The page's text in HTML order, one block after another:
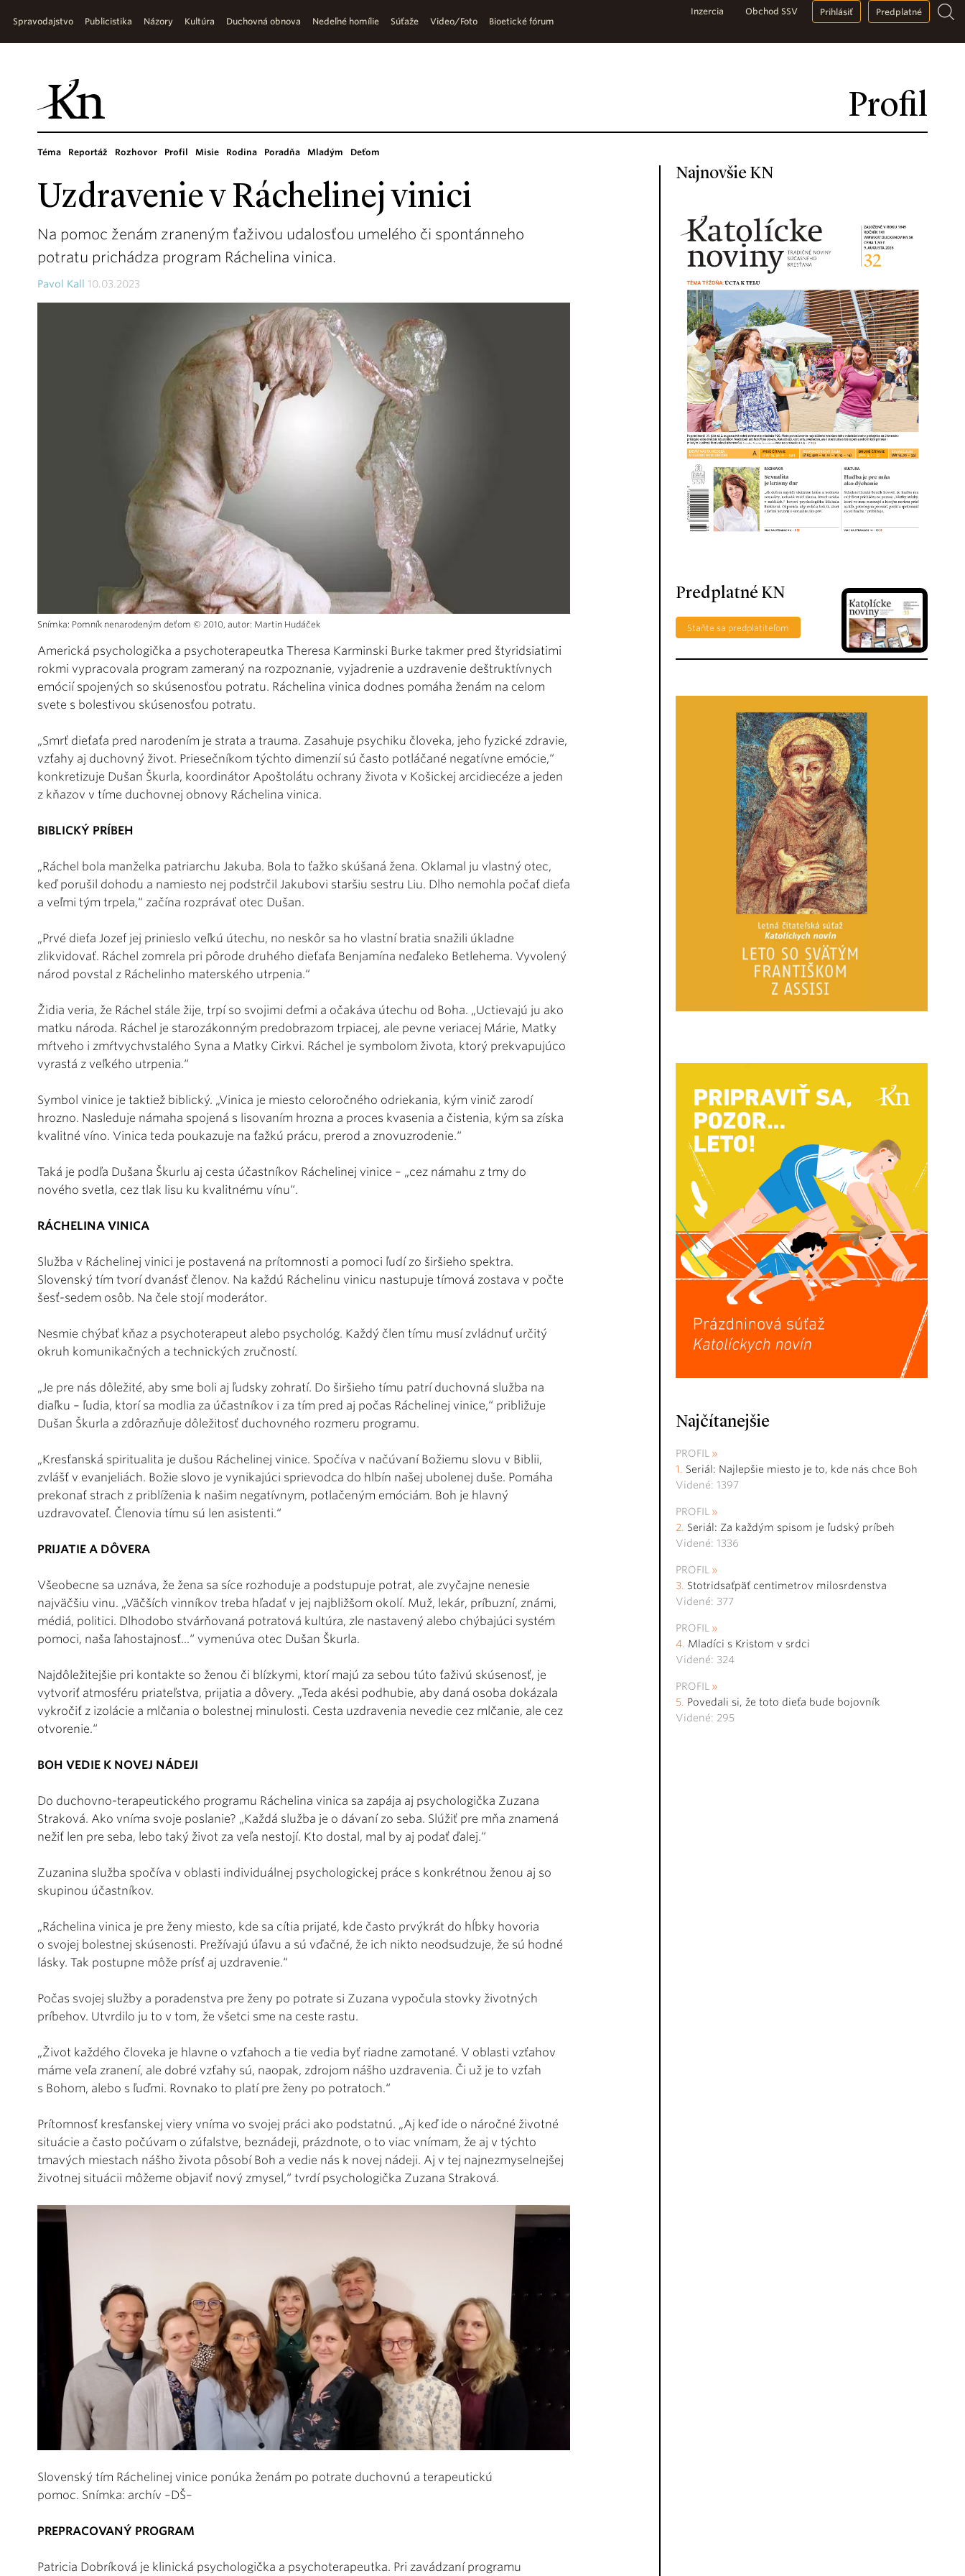
Profil
Spravodajstvo Publicistika Názory Kultúra Duchovná obnova Nedeľné homílie Súťaže Video/Foto Bioetické fórum
Inzercia Obchod SSV Prihlásiť Predplatné
Téma Reportáž Rozhovor Profil Misie Rodina Poradňa Mladým Deťom
Uzdravenie v Ráchelinej vinici
Na pomoc ženám zraneným ťaživou udalosťou umelého či spontánneho
potratu prichádza program Ráchelina vinica.
Pavol Kall 10.03.2023
Snímka: Pomník nenarodeným deťom © 2010, autor: Martin Hudáček
Americká psychologička a psychoterapeutka Theresa Karminski Burke takmer pred štyridsiatimi
rokmi vypracovala program zameraný na rozpoznanie, vyjadrenie a uzdravenie deštruktívnych
emócií spojených so skúsenosťou potratu. Ráchelina vinica dodnes pomáha ženám na celom
svete s bolestivou skúsenosťou potratu.
„Smrť dieťaťa pred narodením je strata a trauma. Zasahuje psychiku človeka, jeho fyzické zdravie,
vzťahy aj duchovný život. Priesečníkom týchto dimenzií sú často potláčané negatívne emócie,“
konkretizuje Dušan Škurla, koordinátor Apoštolátu ochrany života v Košickej arcidiecéze a jeden
z kňazov v tíme duchovnej obnovy Ráchelina vinica.
BIBLICKÝ PRÍBEH
„Ráchel bola manželka patriarchu Jakuba. Bola to ťažko skúšaná žena. Oklamal ju vlastný otec,
keď porušil dohodu a namiesto nej podstrčil Jakubovi staršiu sestru Liu. Dlho nemohla počať dieťa
a veľmi tým trpela,“ začína rozprávať otec Dušan.
„Prvé dieťa Jozef jej prinieslo veľkú útechu, no neskôr sa ho vlastní bratia snažili úkladne
zlikvidovať. Ráchel zomrela pri pôrode druhého dieťaťa Benjamína neďaleko Betlehema. Vyvolený
národ povstal z Ráchelinho materského utrpenia.“
Židia veria, že Ráchel stále žije, trpí so svojimi deťmi a očakáva útechu od Boha. „Uctievajú ju ako
matku národa. Ráchel je starozákonným predobrazom trpiacej, ale pevne veriacej Márie, Matky
mŕtveho i zmŕtvychvstalého Syna a Matky Cirkvi. Ráchel je symbolom života, ktorý prekvapujúco
vyrastá z veľkého utrpenia.“
Symbol vinice je taktiež biblický. „Vinica je miesto celoročného odriekania, kým vinič zarodí
hrozno. Nasleduje námaha spojená s lisovaním hrozna a proces kvasenia a čistenia, kým sa získa
kvalitné víno. Vinica teda poukazuje na ťažkú prácu, prerod a znovuzrodenie.“
Taká je podľa Dušana Škurlu aj cesta účastníkov Ráchelinej vinice – „cez námahu z tmy do
nového svetla, cez tlak lisu ku kvalitnému vínu“.
RÁCHELINA VINICA
Služba v Ráchelinej vinici je postavená na prítomnosti a pomoci ľudí zo širšieho spektra.
Slovenský tím tvorí dvanásť členov. Na každú Ráchelinu vinicu nastupuje tímová zostava v počte
šesť-sedem osôb. Na čele stojí moderátor.
Nesmie chýbať kňaz a psychoterapeut alebo psychológ. Každý člen tímu musí zvládnuť určitý
okruh komunikačných a technických zručností.
„Je pre nás dôležité, aby sme boli aj ľudsky zohratí. Do širšieho tímu patrí duchovná služba na
diaľku – ľudia, ktorí sa modlia za účastníkov i za tím pred aj počas Ráchelinej vinice,“ približuje
Dušan Škurla a zdôrazňuje dôležitosť duchovného rozmeru programu.
„Kresťanská spiritualita je dušou Ráchelinej vinice. Spočíva v načúvaní Božiemu slovu v Biblii,
zvlášť v evanjeliách. Božie slovo je vynikajúci sprievodca do hlbín našej ubolenej duše. Pomáha
prekonať strach z priblíženia k našim negatívnym, potlačeným emóciám. Boh je hlavný
uzdravovateľ. Členovia tímu sú len asistenti.“
PRIJATIE A DÔVERA
Všeobecne sa uznáva, že žena sa síce rozhoduje a podstupuje potrat, ale zvyčajne nenesie
najväčšiu vinu. „Väčších vinníkov treba hľadať v jej najbližšom okolí. Muž, lekár, príbuzní, známi,
médiá, politici. Dlhodobo stvárňovaná potratová kultúra, zle nastavený alebo chýbajúci systém
pomoci, naša ľahostajnosť...“ vymenúva otec Dušan Škurla.
Najdôležitejšie pri kontakte so ženou či blízkymi, ktorí majú za sebou túto ťaživú skúsenosť, je
vytvoriť atmosféru priateľstva, prijatia a dôvery. „Teda akési podhubie, aby daná osoba dokázala
vykročiť z izolácie a mlčania o bolestnej minulosti. Cesta uzdravenia nevedie cez mlčanie, ale cez
otvorenie.“
BOH VEDIE K NOVEJ NÁDEJI
Do duchovno-terapeutického programu Ráchelina vinica sa zapája aj psychologička Zuzana
Straková. Ako vníma svoje poslanie? „Každá služba je o dávaní zo seba. Slúžiť pre mňa znamená
nežiť len pre seba, lebo taký život za veľa nestojí. Kto dostal, mal by aj podať ďalej.“
Zuzanina služba spočíva v oblasti individuálnej psychologickej práce s konkrétnou ženou aj so
skupinou účastníkov.
„Ráchelina vinica je pre ženy miesto, kde sa cítia prijaté, kde často prvýkrát do hĺbky hovoria
o svojej bolestnej skúsenosti. Prežívajú úľavu a sú vďačné, že ich nikto neodsudzuje, že sú hodné
lásky. Tak postupne môže prísť aj uzdravenie.“
Počas svojej služby a poradenstva pre ženy po potrate si Zuzana vypočula stovky životných
príbehov. Utvrdilo ju to v tom, že všetci sme na ceste rastu.
„Život každého človeka je hlavne o vzťahoch a tie vedia byť riadne zamotané. V oblasti vzťahov
máme veľa zranení, ale dobré vzťahy sú, naopak, zdrojom nášho uzdravenia. Či už je to vzťah
s Bohom, alebo s ľuďmi. Rovnako to platí pre ženy po potratoch.“
Prítomnosť kresťanskej viery vníma vo svojej práci ako podstatnú. „Aj keď ide o náročné životné
situácie a často počúvam o zúfalstve, beznádeji, prázdnote, o to viac vnímam, že aj v týchto
tmavých miestach nášho života pôsobí Boh a vedie nás k novej nádeji. Aj v tej najnezmyselnejšej
životnej situácii môžeme objaviť nový zmysel,“ tvrdí psychologička Zuzana Straková.
Slovenský tím Ráchelinej vinice ponúka ženám po potrate duchovnú a terapeutickú
pomoc. Snímka: archív –DŠ–
PREPRACOVANÝ PROGRAM
Patricia Dobríková je klinická psychologička a psychoterapeutka. Pri zavádzaní programu
Najnovšie KN
Predplatné KN
Staňte sa predplatiteľom
Najčítanejšie
PROFIL
Seriál: Najlepšie miesto je to, kde nás chce Boh
Videné: 1397
PROFIL
Seriál: Za každým spisom je ľudský príbeh
Videné: 1336
PROFIL
Stotridsaťpäť centimetrov milosrdenstva
Videné: 377
PROFIL
Mladíci s Kristom v srdci
Videné: 324
PROFIL
Povedali si, že toto dieťa bude bojovník
Videné: 295